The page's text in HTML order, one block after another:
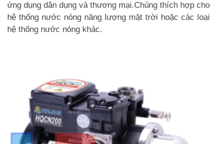
ứng dụng dân dụng và thương mại.Chúng thích hợp cho
hệ thống nước nóng năng lượng mặt trời hoặc các loại
hệ thống nước nóng khác.